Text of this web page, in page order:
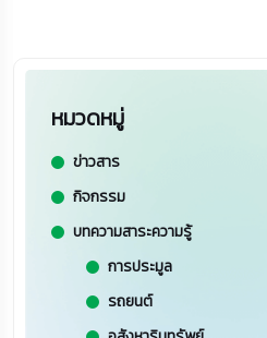
หมวดหมู่
ข่าวสาร
กิจกรรม
บทความสาระความรู้
การประมูล
รถยนต์